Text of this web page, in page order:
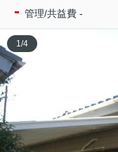
- 管理/共益費 -
1/4